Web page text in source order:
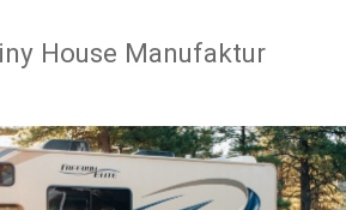
House Manufaktur